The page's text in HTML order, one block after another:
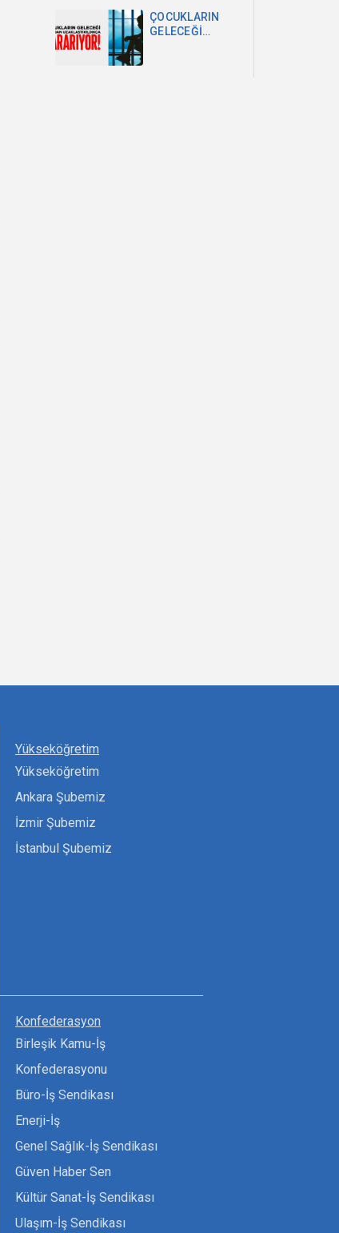
MİLLET
EGEMENLİĞİDİR
ÇOCUKLARIN
GELECEĞİ
Yükseköğretim
Yükseköğretim
Ankara Şubemiz
İzmir Şubemiz
İstanbul Şubemiz
Konfederasyon
Birleşik Kamu-İş
Konfederasyonu
Büro-İş Sendikası
Enerji-İş
Genel Sağlık-İş Sendikası
Güven Haber Sen
Kültür Sanat-İş Sendikası
Ulaşım-İş Sendikası